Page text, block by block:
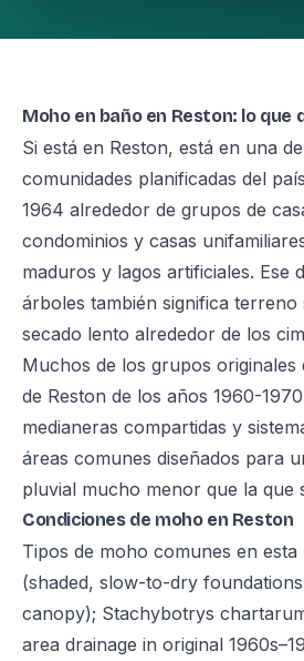
Moho en baño en Reston: lo que
Si está en Reston, está en una
comunidades planificadas del
1964 alrededor de grupos de
condominios y casas
maduros y lagos artificiales. Ese
árboles también significa terreno
secado lento alrededor de los
Muchos de los grupos originales
de Reston de los años 1960-
medianeras compartidas y
áreas comunes diseñados para
pluvial mucho menor que la que
Condiciones de moho en Reston
Tipos de moho comunes en
(shaded, slow-to-dry
canopy); Stachybotrys
area drainage in original